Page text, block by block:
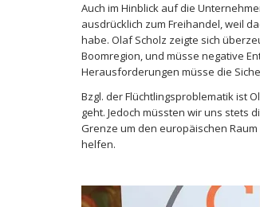
Auch im Hinblick auf die
ausdrücklich zum Freihandel, weil
habe. Olaf Scholz zeigte sich
Boomregion, und müsse negative
Herausforderungen müsse die
Bzgl. der Flüchtlingsproblematik ist
geht. Jedoch müssten wir uns stets
Grenze um den europäischen
helfen.